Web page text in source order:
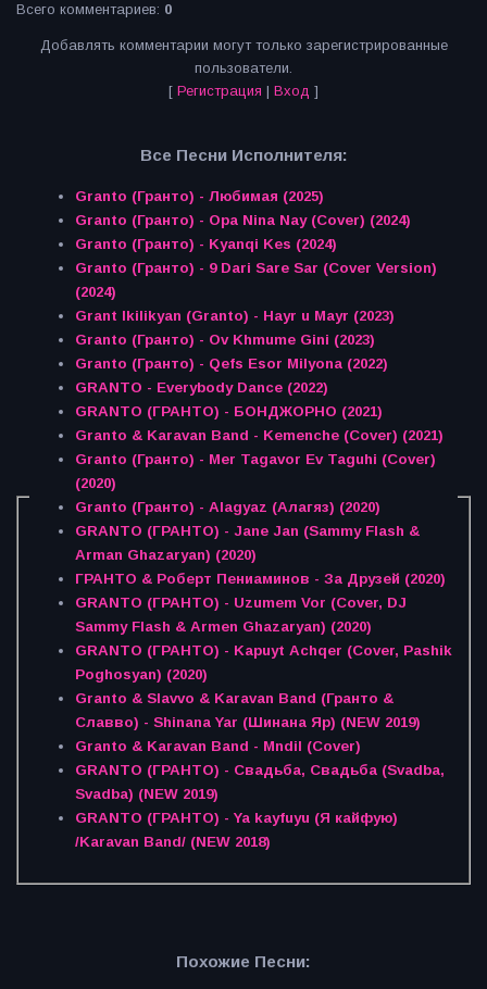
Всего комментариев: 0
Добавлять комментарии могут только зарегистрированные
пользователи.
[ Регистрация | Вход ]
Все Песни Исполнителя:
Granto (Гранто) - Любимая (2025)
Granto (Гранто) - Opa Nina Nay (Cover) (2024)
Granto (Гранто) - Kyanqi Kes (2024)
Granto (Гранто) - 9 Dari Sare Sar (Cover Version)
(2024)
Grant Ikilikyan (Granto) - Hayr u Mayr (2023)
Granto (Гранто) - Ov Khmume Gini (2023)
Granto (Гранто) - Qefs Esor Milyona (2022)
GRANTO - Everybody Dance (2022)
GRANTO (ГРАНТО) - БОНДЖОРНО (2021)
Granto & Karavan Band - Kemenche (Cover) (2021)
Granto (Гранто) - Mer Tagavor Ev Taguhi (Cover)
(2020)
Granto (Гранто) - Alagyaz (Алагяз) (2020)
GRANTO (ГРАНТО) - Jane Jan (Sammy Flash &
Arman Ghazaryan) (2020)
ГРАНТО & Роберт Пениаминов - За Друзей (2020)
GRANTO (ГРАНТО) - Uzumem Vor (Cover, DJ
Sammy Flash & Armen Ghazaryan) (2020)
GRANTO (ГРАНТО) - Kapuyt Achqer (Cover, Pashik
Poghosyan) (2020)
Granto & Slavvo & Karavan Band (Гранто &
Славво) - Shinana Yar (Шинана Яр) (NEW 2019)
Granto & Karavan Band - Mndil (Cover)
GRANTO (ГРАНТО) - Свадьба, Свадьба (Svadba,
Svadba) (NEW 2019)
GRANTO (ГРАНТО) - Ya kayfuyu (Я кайфую)
/Karavan Band/ (NEW 2018)
Похожие Песни: